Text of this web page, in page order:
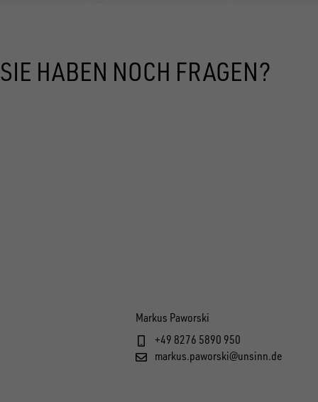
SIE HABEN NOCH FRAGEN?
Markus Paworski
+49 8276 5890 950
markus.paworski@unsinn.de